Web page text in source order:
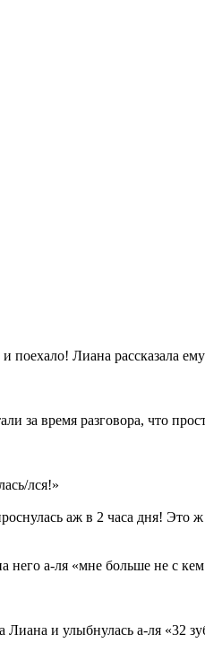
поехало! Лиана рассказала
за время разговора, что
лся!»
аж в 2 часа дня! Это ж
а-ля «мне больше не с
и улыбнулась а-ля «32